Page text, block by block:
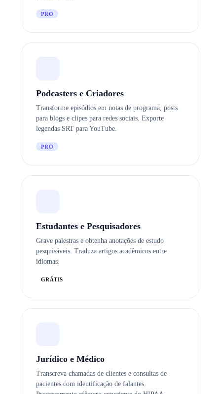
PRO
Podcasters e Criadores
Transforme episódios em notas de programa, posts
para blogs e clipes para redes sociais. Exporte
legendas SRT para YouTube.
PRO
Estudantes e Pesquisadores
Grave palestras e obtenha anotações de estudo
pesquisáveis. Traduza artigos acadêmicos entre
idiomas.
GRÁTIS
Jurídico e Médico
Transcreva chamadas de clientes e consultas de
pacientes com identificação de falantes.